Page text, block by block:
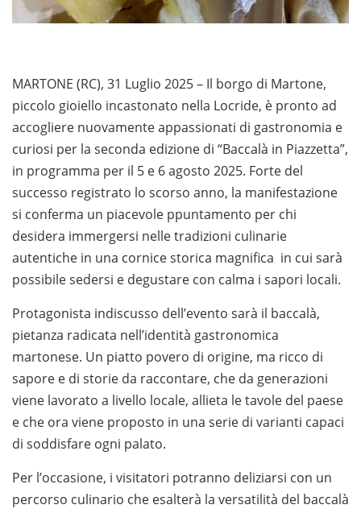
MARTONE (RC), 31 Luglio 2025 – Il borgo di Martone,
piccolo gioiello incastonato nella Locride, è pronto ad
accogliere nuovamente appassionati di gastronomia e
curiosi per la seconda edizione di “Baccalà in Piazzetta”,
in programma per il 5 e 6 agosto 2025. Forte del
successo registrato lo scorso anno, la manifestazione
si conferma un piacevole ppuntamento per chi
desidera immergersi nelle tradizioni culinarie
autentiche in una cornice storica magnifica in cui sarà
possibile sedersi e degustare con calma i sapori locali.
Protagonista indiscusso dell’evento sarà il baccalà,
pietanza radicata nell’identità gastronomica
martonese. Un piatto povero di origine, ma ricco di
sapore e di storie da raccontare, che da generazioni
viene lavorato a livello locale, allieta le tavole del paese
e che ora viene proposto in una serie di varianti capaci
di soddisfare ogni palato.
Per l’occasione, i visitatori potranno deliziarsi con un
percorso culinario che esalterà la versatilità del baccalà